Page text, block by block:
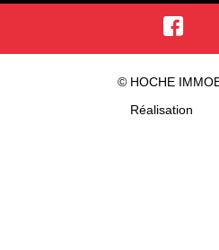
© HOCHE
Réalisation